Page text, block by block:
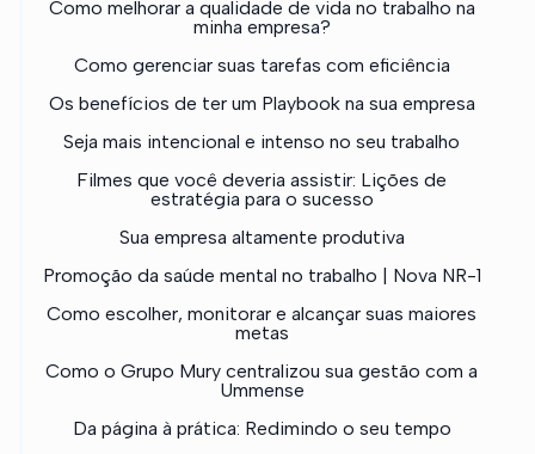
Como melhorar a qualidade de vida no trabalho na
minha empresa?
Como gerenciar suas tarefas com eficiência
Os benefícios de ter um Playbook na sua empresa
Seja mais intencional e intenso no seu trabalho
Filmes que você deveria assistir: Lições de
estratégia para o sucesso
Sua empresa altamente produtiva
Promoção da saúde mental no trabalho | Nova NR-1
Como escolher, monitorar e alcançar suas maiores
metas
Como o Grupo Mury centralizou sua gestão com a
Ummense
Da página à prática: Redimindo o seu tempo